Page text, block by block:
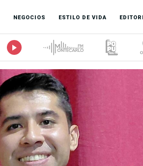
NEGOCIOS ESTILO DE VIDA